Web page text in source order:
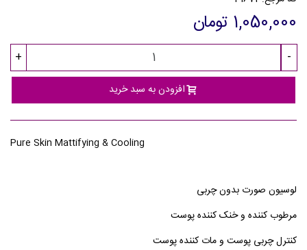
1,050,000 تومان
-
+
افزودن به سبد خرید
Pure Skin Mattifying & Cooling
لوسیون صورت بدون چربی
مرطوب کننده و خنک کننده پوست
کنترل چربی پوست و مات کننده پوست